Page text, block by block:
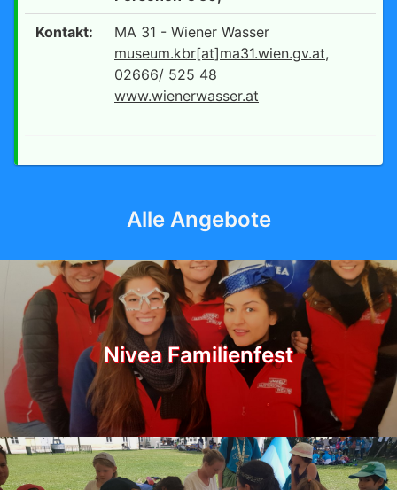
Kontakt:
MA 31 - Wiener Wasser
museum.kbr[at]ma31.wien.gv.at,
02666/ 525 48
www.wienerwasser.at
Alle Angebote
Nivea Familienfest